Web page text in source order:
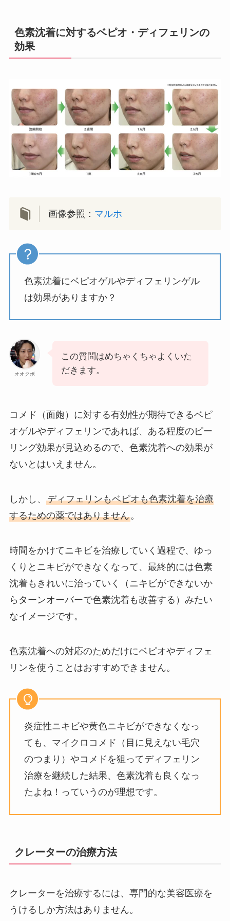
色素沈着に対するベピオ・ディフェリンの
効果
画像参照： マルホ
色素沈着にベピオゲルやディフェリンゲル
は効果がありますか？
オオクボ
この質問はめちゃくちゃよくいた
だきます。
コメド（面皰）に対する有効性が期待できるベピ
オゲルやディフェリンであれば、ある程度のピー
リング効果が見込めるので、色素沈着への効果が
ないとはいえません。
しかし、 ディフェリンもベピオも色素沈着を治療
するための薬ではありません。
時間をかけてニキビを治療していく過程で、ゆっ
くりとニキビができなくなって、最終的には色素
沈着もきれいに治っていく（ニキビができないか
らターンオーバーで色素沈着も改善する）みたい
なイメージです。
色素沈着への対応のためだけにベピオやディフェ
リンを使うことはおすすめできません。
炎症性ニキビや黄色ニキビができなくなっ
ても、マイクロコメド（目に見えない毛穴
のつまり）やコメドを狙ってディフェリン
治療を継続した結果、色素沈着も良くなっ
たよね！っていうのが理想です。
クレーターの治療方法
クレーターを治療するには、専門的な美容医療を
うけるしか方法はありません。